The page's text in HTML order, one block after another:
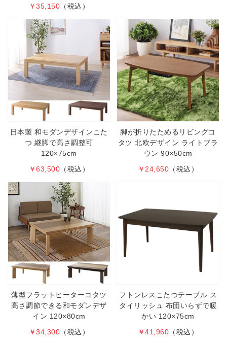
￥35,150 （税込）
日本製 和モダンデザインこた
つ 継脚で高さ調整可
120×75cm
￥63,500 （税込）
脚が折りたためるリビングコ
タツ 北欧デザイン ライトブラ
ウン 90×50cm
￥24,650 （税込）
薄型フラットヒーターコタツ
高さ調節できる和モダンデザ
イン 120×80cm
￥34,300 （税込）
フトンレスこたつテーブル ス
タイリッシュ 布団いらずで暖
かい 120×75cm
￥41,960 （税込）